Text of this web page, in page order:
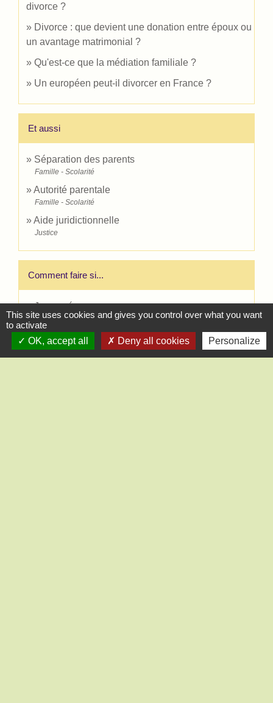
divorce ?
Divorce : que devient une donation entre époux ou
un avantage matrimonial ?
Qu'est-ce que la médiation familiale ?
Un européen peut-il divorcer en France ?
Et aussi
Séparation des parents
Famille - Scolarité
Autorité parentale
Famille - Scolarité
Aide juridictionnelle
Justice
Comment faire si...
Je me sépare
Signaler une erreur sur cette page
This site uses cookies and gives you control over what you want
to activate
OK, accept all
Deny all cookies Personalize